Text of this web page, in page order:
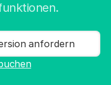
anfordern